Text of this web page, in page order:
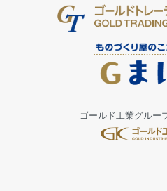
ゴールド工業グルー